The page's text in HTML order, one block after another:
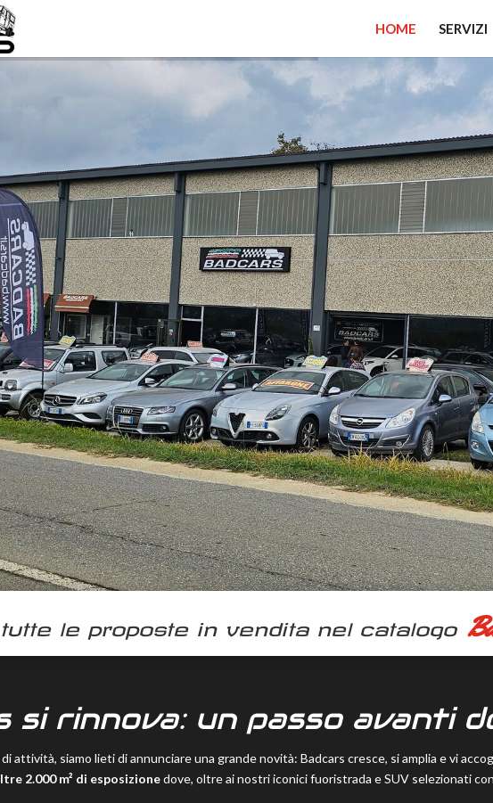
HOME SERVIZI
le proposte in vendita nel catalogo
si rinnova: un passo avanti
attività, siamo lieti di annunciare una grande novità: Badcars cresce, si amplia e vi
2.000 m² di esposizionedove, oltre ai nostri iconici fuoristrada e SUV selezionati